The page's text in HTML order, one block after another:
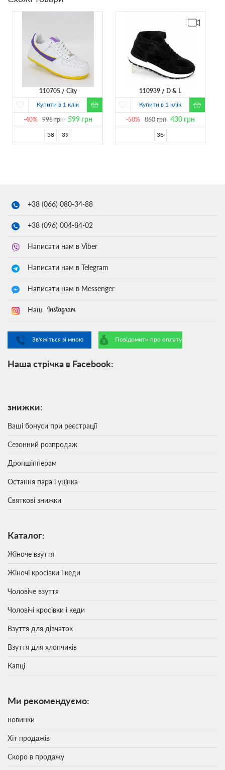
110705
City
Купити в 1 клік
-40% 998грн 599грн
38 39
110939
D & L
Купити в 1 клік
-50% 860грн 430грн
36
+38 (066) 080-34-88
+38 (096) 004-84-02
Написати нам в Viber
Написати нам в Telegram
Написати нам в Messenger
Наш
Зв'яжіться зі мною Повідомити про оплату
Наша стрічка в Facebook:
знижки:
Ваші бонуси при реєстрації
Сезонний розпродаж
Дропшіпперам
Остання пара і уцінка
Святкові знижки
Каталог:
Жіноче взуття
Жіночі кросівки і кеди
Чоловіче взуття
Чоловічі кросівки і кеди
Взуття для дівчаток
Взуття для хлопчиків
Капці
Ми рекомендуємо:
новинки
Хіт продажів
Скоро в продажу